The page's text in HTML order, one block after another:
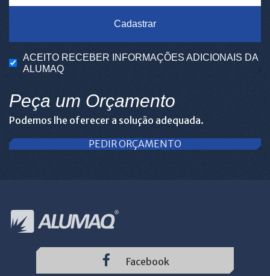
Cadastrar
ACEITO RECEBER INFORMAÇÕES ADICIONAIS DA
ALUMAQ
Peça um Orçamento
Podemos lhe oferecer a solução adequada.
PEDIR ORÇAMENTO
Facebook